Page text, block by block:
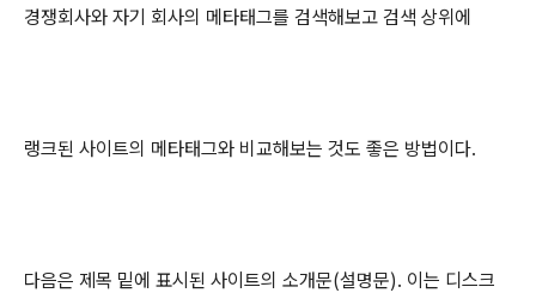
경쟁회사와 자기 회사의 메타태그를 검색해보고 검색 상위에
랭크된 사이트의 메타태그와 비교해보는 것도 좋은 방법이다.
다음은 제목 밑에 표시된 사이트의 소개문(설명문). 이는 디스크